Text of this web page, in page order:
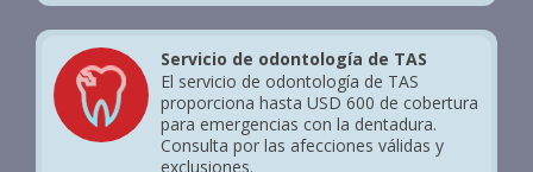
Servicio de odontología de TAS
El servicio de odontología de TAS
proporciona hasta USD 600 de cobertura
para emergencias con la dentadura.
Consulta por las afecciones válidas y
exclusiones.